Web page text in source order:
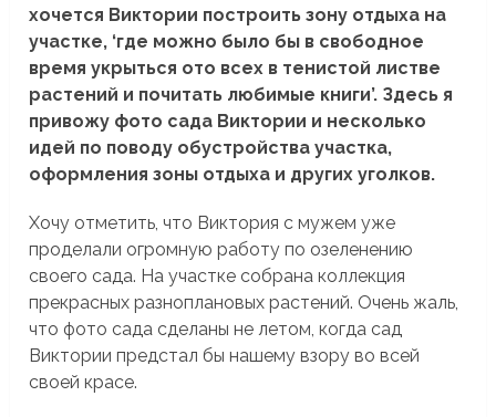
хочется Виктории построить зону отдыха на
участке, ‘где можно было бы в свободное
время укрыться ото всех в тенистой листве
растений и почитать любимые книги’. Здесь я
привожу фото сада Виктории и несколько
идей по поводу обустройства участка,
оформления зоны отдыха и других уголков.
Хочу отметить, что Виктория с мужем уже
проделали огромную работу по озеленению
своего сада. На участке собрана коллекция
прекрасных разноплановых растений. Очень жаль,
что фото сада сделаны не летом, когда сад
Виктории предстал бы нашему взору во всей
своей красе.